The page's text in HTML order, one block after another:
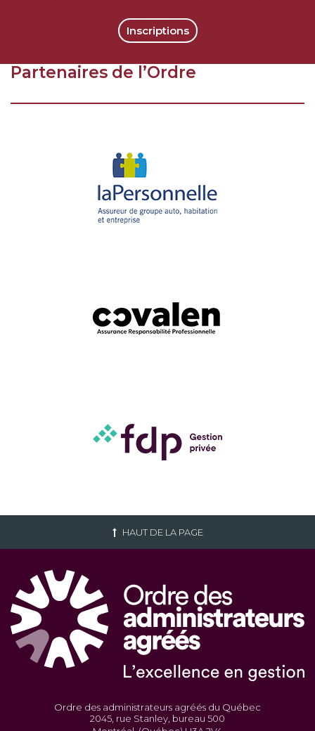
Inscriptions
Partenaires de l’Ordre
HAUT DE LA PAGE
Ordre des administrateurs agréés du Québec
2045, rue Stanley, bureau 500